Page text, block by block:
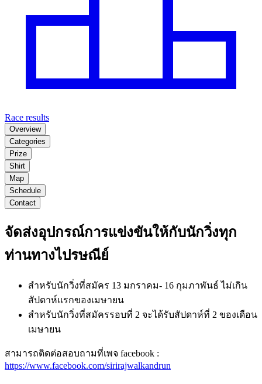
Race results
Overview
Categories
Prize
Shirt
Map
Schedule
Contact
จัดส่งอุปกรณ์การแข่งขันให้กับนักวิ่งทุก
ท่านทางไปรษณีย์
สำหรับนักวิ่งที่สมัคร 13 มกราคม- 16 กุมภาพันธ์ ไม่เกิน
สัปดาห์แรกของเมษายน
สำหรับนักวิ่งที่สมัครรอบที่ 2 จะได้รับสัปดาห์ที่ 2 ของเดือน
เมษายน
สามารถติดต่อสอบถามที่เพจ facebook :
https://www.facebook.com/sirirajwalkandrun